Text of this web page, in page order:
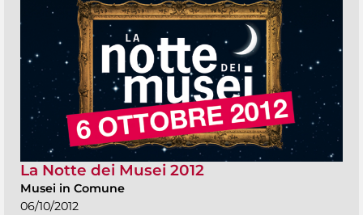
La Notte dei Musei 2012
Musei in Comune
06/10/2012